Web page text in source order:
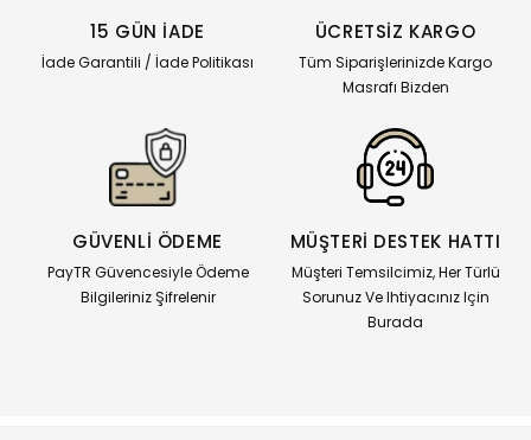
15 GÜN İADE
İade Garantili / İade Politikası
ÜCRETSİZ KARGO
Tüm Siparişlerinizde Kargo
Masrafı Bizden
GÜVENLİ ÖDEME
PayTR Güvencesiyle Ödeme
Bilgileriniz Şifrelenir
MÜŞTERİ DESTEK HATTI
Müşteri Temsilcimiz, Her Türlü
Sorunuz Ve Ihtiyacınız Için
Burada